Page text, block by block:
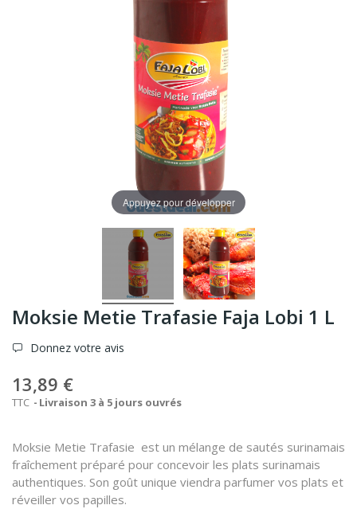
Appuyez pour développer
Moksie Metie Trafasie Faja Lobi 1 L
Donnez votre avis
13,89 €
TTC Livraison 3 à 5 jours ouvrés
Moksie Metie Trafasie est un mélange de sautés surinamais
fraîchement préparé pour concevoir les plats surinamais
authentiques. Son goût unique viendra parfumer vos plats et
réveiller vos papilles.